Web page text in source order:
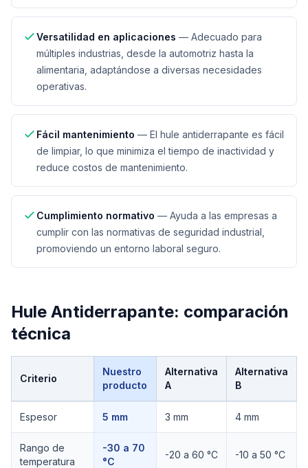
Versatilidad en aplicaciones — Adecuado para
múltiples industrias, desde la automotriz hasta la
alimentaria, adaptándose a diversas necesidades
operativas.
Fácil mantenimiento — El hule antiderrapante es fácil
de limpiar, lo que minimiza el tiempo de inactividad y
reduce costos de mantenimiento.
Cumplimiento normativo — Ayuda a las empresas a
cumplir con las normativas de seguridad industrial,
promoviendo un entorno laboral seguro.
Hule Antiderrapante: comparación
técnica
Criterio
Nuestro
producto
Alternativa
A
Alternativa
B
Espesor 5 mm 3 mm 4 mm
Rango de
temperatura
-30 a 70
°C
-20 a 60 °C -10 a 50 °C